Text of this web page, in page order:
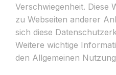
Verschwiegenheit. Diese
zu Webseiten anderer
sich diese
Weitere wichtige
den Allgemeinen